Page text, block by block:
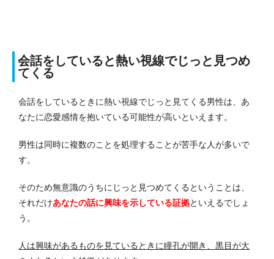
会話をしていると熱い視線でじっと見つめ
てくる
会話をしているときに熱い視線でじっと見てくる男性は、あ
なたに恋愛感情を抱いている可能性が高いといえます。
男性は同時に複数のことを処理することが苦手な人が多いで
す。
そのため無意識のうちにじっと見つめてくるということは、
それだけあなたの話に興味を示している証拠といえるでしょ
う。
人は興味があるものを見ているときに瞳孔が開き、黒目が大